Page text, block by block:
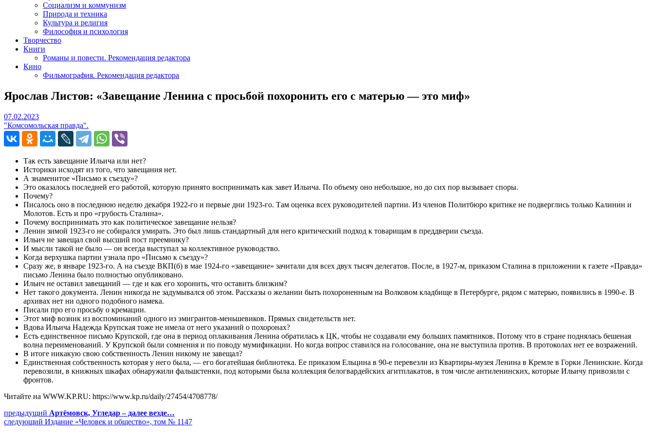
Социализм и коммунизм
Природа и техника
Культура и религия
Философия и психология
Творчество
Книги
Романы и повести. Рекомендация редактора
Кино
Фильмография. Рекомендация редактора
Ярослав Листов: «Завещание Ленина с просьбой похоронить его с матерью — это миф»
07.02.202307.02.2023
"Комсомольская правда".
Так есть завещание Ильича или нет?
Историки исходят из того, что завещания нет.
А знаменитое «Письмо к съезду»?
Это оказалось последней его работой, которую принято воспринимать как завет Ильича. По объему оно небольшое, но до сих пор вызывает споры.
Почему?
Писалось оно в последнюю неделю декабря 1922-го и первые дни 1923-го. Там оценка всех руководителей партии. Из членов Политбюро критике не подверглись только Калинин и
Молотов. Есть и про «грубость Сталина».
Почему воспринимать это как политическое завещание нельзя?
Ленин зимой 1923-го не собирался умирать. Это был лишь стандартный для него критический подход к товарищам в преддверии съезда.
Ильич не завещал свой высший пост преемнику?
И мысли такой не было — он всегда выступал за коллективное руководство.
Когда верхушка партии узнала про «Письмо к съезду»?
Сразу же, в январе 1923-го. А на съезде ВКП(б) в мае 1924-го «завещание» зачитали для всех двух тысяч делегатов. После, в 1927-м, приказом Сталина в приложении к газете «Правда»
письмо Ленина было полностью опубликовано.
Ильич не оставил завещаний — где и как его хоронить, что оставить близким?
Нет такого документа. Ленин никогда не задумывался об этом. Рассказы о желании быть похороненным на Волковом кладбище в Петербурге, рядом с матерью, появились в 1990-е. В
архивах нет ни одного подобного намека.
Писали про его просьбу о кремации.
Этот миф возник из воспоминаний одного из эмигрантов-меньшевиков. Прямых свидетельств нет.
Вдова Ильича Надежда Крупская тоже не имела от него указаний о похоронах?
Есть единственное письмо Крупской, где она в период оплакивания Ленина обратилась к ЦК, чтобы не создавали ему больших памятников. Потому что в стране поднялась бешеная
волна переименований. У Крупской были сомнения и по поводу мумификации. Но когда вопрос ставился на голосование, она не выступила против. В протоколах нет ее возражений.
В итоге никакую свою собственность Ленин никому не завещал?
Единственная собственность которая у него была, — его богатейшая библиотека. Ее приказом Ельцина в 90-е перевезли из Квартиры-музея Ленина в Кремле в Горки Ленинские. Когда
перевозили, в книжных шкафах обнаружили фальшстенки, под которыми была коллекция белогвардейских агитплакатов, в том числе антиленинских, которые Ильичу привозили с
фронтов.
Читайте на WWW.KP.RU: https://www.kp.ru/daily/27454/4708778/
Навигация
по
предыдущий Предыдущий
пост:
Артёмовск, Угледар – далее везде…
следующий Следующее
Издание «Человек и общество», том № 1147